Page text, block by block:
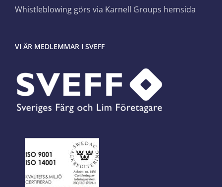
Whistleblowing görs via Karnell Groups hemsida
VI ÄR MEDLEMMAR I SVEFF